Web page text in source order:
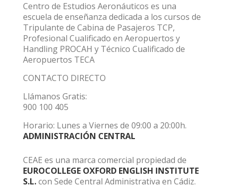
Centro de Estudios Aeronáuticos es una
escuela de enseñanza dedicada a los cursos de
Tripulante de Cabina de Pasajeros TCP,
Profesional Cualificado en Aeropuertos y
Handling PROCAH y Técnico Cualificado de
Aeropuertos TECA
CONTACTO DIRECTO
Llámanos Gratis:
900 100 405
Horario: Lunes a Viernes de 09:00 a 20:00h.
ADMINISTRACIÓN CENTRAL
CEAE es una marca comercial propiedad de
EUROCOLLEGE OXFORD ENGLISH INSTITUTE
S.L.con Sede Central Administrativa en Cádiz.